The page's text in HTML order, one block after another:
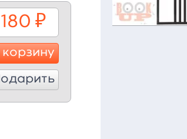
180 ₽
корзину